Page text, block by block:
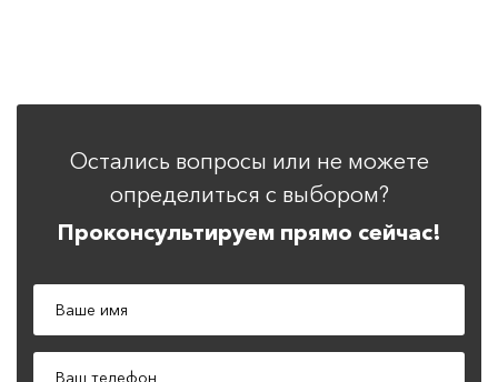
Остались вопросы или не можете
определиться с выбором?
Проконсультируем прямо сейчас!